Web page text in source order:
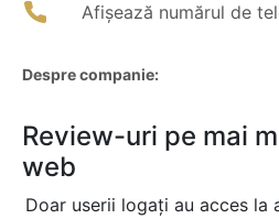
Afișează numărul de
Despre companie:
Review-uri pe mai
web
Doar userii logați au acces la